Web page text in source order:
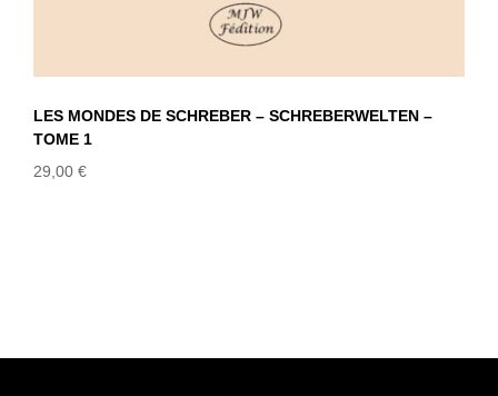
LES MONDES DE SCHREBER – SCHREBERWELTEN –
TOME 1
29,00 €